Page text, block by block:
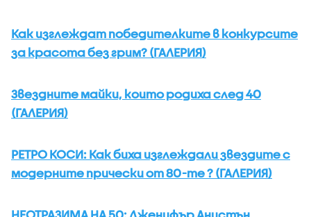
Как изглеждат победителките в конкурсите
за красота без грим? (ГАЛЕРИЯ)
Звездните майки, които родиха след 40
(ГАЛЕРИЯ)
РЕТРО КОСИ: Как биха изглеждали звездите с
модерните прически от 80-те ? (ГАЛЕРИЯ)